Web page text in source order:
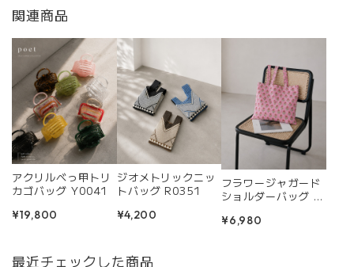
関連商品
アクリルべっ甲トリ
カゴバッグ Y0041
¥19,800
ジオメトリックニッ
トバッグ R0351
¥4,200
フラワージャガード
ショルダーバッグ R
¥6,980
最近チェックした商品